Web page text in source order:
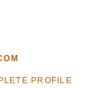
PROFILE